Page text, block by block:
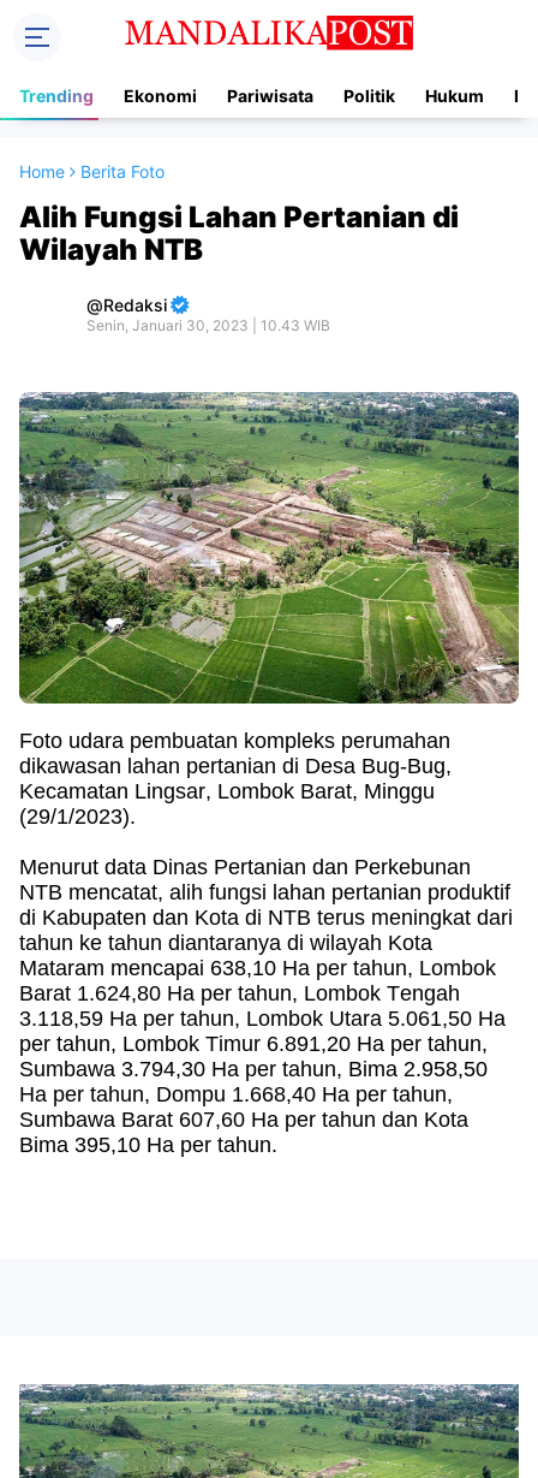
Trending Ekonomi Pariwisata Politik Hukum
Home Berita Foto
Alih Fungsi Lahan Pertanian di
Wilayah NTB
Redaksi
Senin, Januari 30, 2023 | 10.43 WIB
Foto udara pembuatan kompleks perumahan
dikawasan lahan pertanian di Desa Bug-Bug,
Kecamatan Lingsar, Lombok Barat, Minggu
(29/1/2023).
Menurut data Dinas Pertanian dan Perkebunan
NTB mencatat, alih fungsi lahan pertanian produktif
di Kabupaten dan Kota di NTB terus meningkat dari
tahun ke tahun diantaranya di wilayah Kota
Mataram mencapai 638,10 Ha per tahun, Lombok
Barat 1.624,80 Ha per tahun, Lombok Tengah
3.118,59 Ha per tahun, Lombok Utara 5.061,50 Ha
per tahun, Lombok Timur 6.891,20 Ha per tahun,
Sumbawa 3.794,30 Ha per tahun, Bima 2.958,50
Ha per tahun, Dompu 1.668,40 Ha per tahun,
Sumbawa Barat 607,60 Ha per tahun dan Kota
Bima 395,10 Ha per tahun.